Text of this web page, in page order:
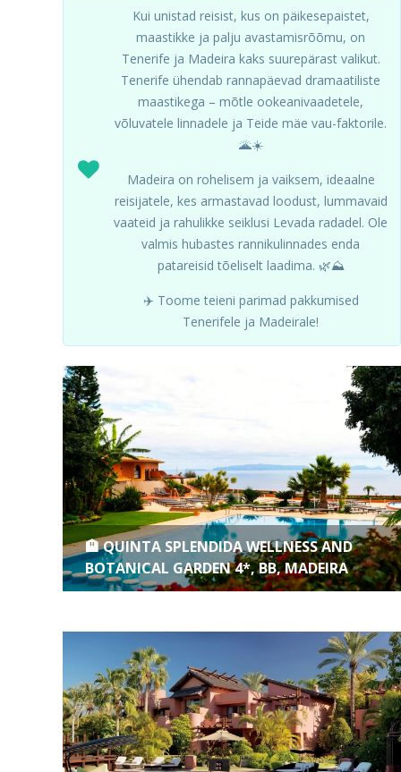
Kui unistad reisist, kus on päikesepaistet,
maastikke ja palju avastamisrõõmu, on
Tenerife ja Madeira kaks suurepärast valikut.
Tenerife ühendab rannapäevad dramaatiliste
maastikega – mõtle ookeanivaadetele,
võluvatele linnadele ja Teide mäe vau-faktorile.
🌋☀️
Madeira on rohelisem ja vaiksem, ideaalne
reisijatele, kes armastavad loodust, lummavaid
vaateid ja rahulikke seiklusi Levada radadel. Ole
valmis hubastes rannikulinnades enda
patareisid tõeliselt laadima. 🌿⛰️
✈️ Toome teieni parimad pakkumised
Tenerifele ja Madeirale!
🏨 QUINTA SPLENDIDA WELLNESS AND
BOTANICAL GARDEN 4*, BB, MADEIRA